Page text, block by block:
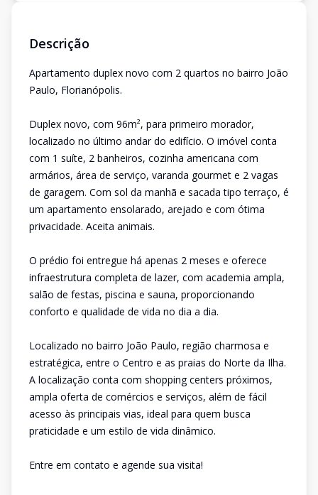
Descrição
Apartamento duplex novo com 2 quartos no bairro João
Paulo, Florianópolis.
Duplex novo, com 96m², para primeiro morador,
localizado no último andar do edifício. O imóvel conta
com 1 suíte, 2 banheiros, cozinha americana com
armários, área de serviço, varanda gourmet e 2 vagas
de garagem. Com sol da manhã e sacada tipo terraço, é
um apartamento ensolarado, arejado e com ótima
privacidade. Aceita animais.
O prédio foi entregue há apenas 2 meses e oferece
infraestrutura completa de lazer, com academia ampla,
salão de festas, piscina e sauna, proporcionando
conforto e qualidade de vida no dia a dia.
Localizado no bairro João Paulo, região charmosa e
estratégica, entre o Centro e as praias do Norte da Ilha.
A localização conta com shopping centers próximos,
ampla oferta de comércios e serviços, além de fácil
acesso às principais vias, ideal para quem busca
praticidade e um estilo de vida dinâmico.
Entre em contato e agende sua visita!